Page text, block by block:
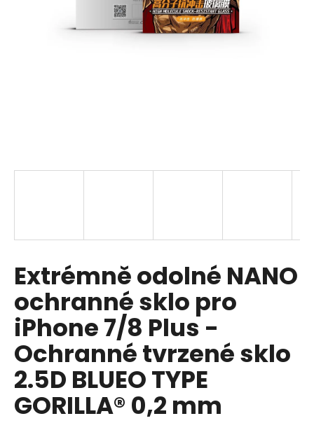
Extrémně odolné NANO
ochranné sklo pro
iPhone 7/8 Plus -
Ochranné tvrzené sklo
2.5D BLUEO TYPE
GORILLA® 0,2 mm
o
o
r
u
č
u
j
e
m
e